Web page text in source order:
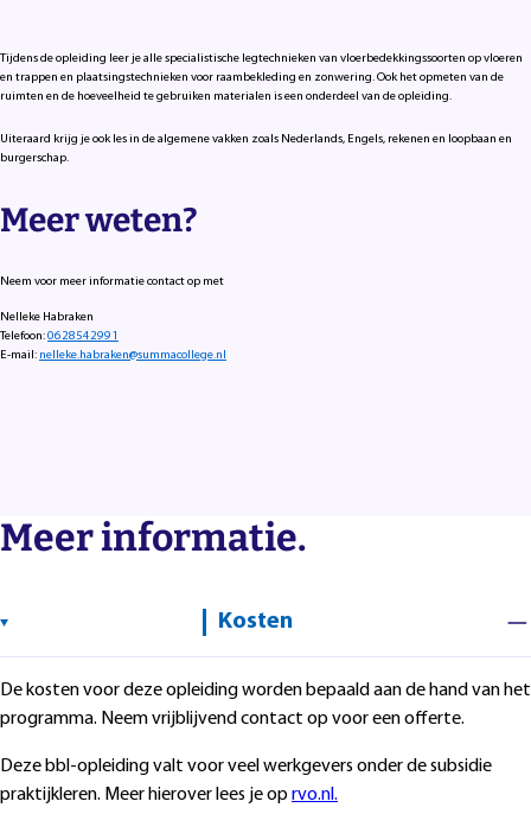
Tijdens de opleiding leer je alle specialistische legtechnieken van vloerbedekkingssoorten op vloeren
en trappen en plaatsingstechnieken voor raambekleding en zonwering. Ook het opmeten van de
ruimten en de hoeveelheid te gebruiken materialen is een onderdeel van de opleiding.
Uiteraard krijg je ook les in de algemene vakken zoals Nederlands, Engels, rekenen en loopbaan en
burgerschap.
Meer weten?
Neem voor meer informatie contact op met
Nelleke Habraken
Telefoon:0628542991
E-mail: nelleke.habraken@summacollege.nl
Meer informatie.
Kosten
De kosten voor deze opleiding worden bepaald aan de hand van het
programma. Neem vrijblijvend contact op voor een offerte.
Deze bbl-opleiding valt voor veel werkgevers onder de subsidie
praktijkleren. Meer hierover lees je op rvo.nl.